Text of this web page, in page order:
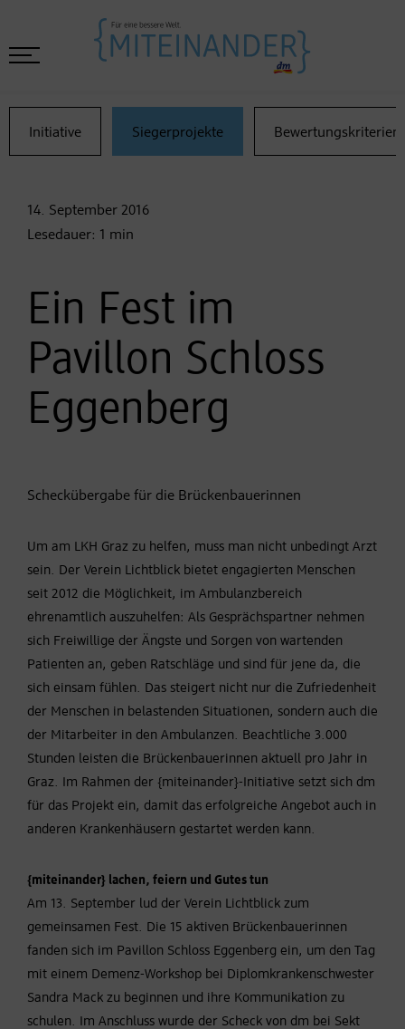
Initiative Siegerprojekte Bewertungskriterien
14. September 2016
Lesedauer: 1 min
Ein Fest im
Pavillon Schloss
Eggenberg
Scheckübergabe für die Brückenbauerinnen
Um am LKH Graz zu helfen, muss man nicht unbedingt Arzt
sein. Der Verein Lichtblick bietet engagierten Menschen
seit 2012 die Möglichkeit, im Ambulanzbereich
ehrenamtlich auszuhelfen: Als Gesprächspartner nehmen
sich Freiwillige der Ängste und Sorgen von wartenden
Patienten an, geben Ratschläge und sind für jene da, die
sich einsam fühlen. Das steigert nicht nur die Zufriedenheit
der Menschen in belastenden Situationen, sondern auch die
der Mitarbeiter in den Ambulanzen. Beachtliche 3.000
Stunden leisten die Brückenbauerinnen aktuell pro Jahr in
Graz. Im Rahmen der {miteinander}-Initiative setzt sich dm
für das Projekt ein, damit das erfolgreiche Angebot auch in
anderen Krankenhäusern gestartet werden kann.
{miteinander} lachen, feiern und Gutes tun
Am 13. September lud der Verein Lichtblick zum
gemeinsamen Fest. Die 15 aktiven Brückenbauerinnen
fanden sich im Pavillon Schloss Eggenberg ein, um den Tag
mit einem Demenz-Workshop bei Diplomkrankenschwester
Sandra Mack zu beginnen und ihre Kommunikation zu
schulen. Im Anschluss wurde der Scheck von dm bei Sekt